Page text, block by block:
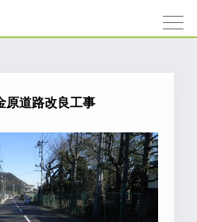
原道路改良工事